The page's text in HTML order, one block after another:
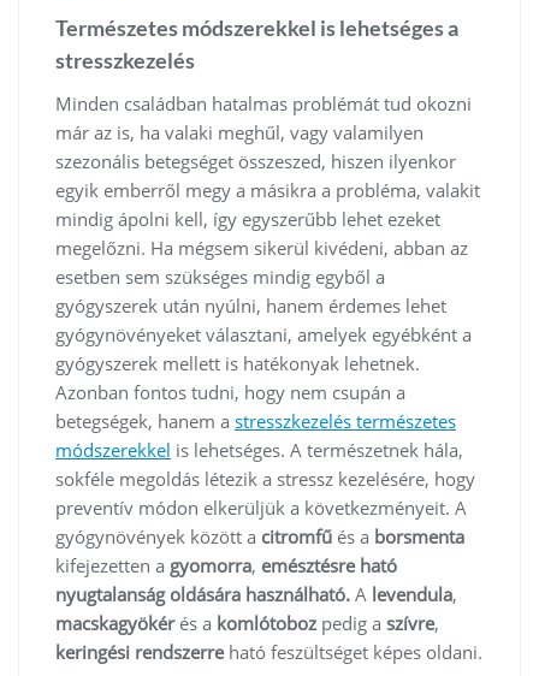
Természetes módszerekkel is lehetséges a
stresszkezelés
Minden családban hatalmas problémát tud okozni
már az is, ha valaki meghűl, vagy valamilyen
szezonális betegséget összeszed, hiszen ilyenkor
egyik emberről megy a másikra a probléma, valakit
mindig ápolni kell, így egyszerűbb lehet ezeket
megelőzni. Ha mégsem sikerül kivédeni, abban az
esetben sem szükséges mindig egyből a
gyógyszerek után nyúlni, hanem érdemes lehet
gyógynövényeket választani, amelyek egyébként a
gyógyszerek mellett is hatékonyak lehetnek.
Azonban fontos tudni, hogy nem csupán a
betegségek, hanem a stresszkezelés természetes
módszerekkel is lehetséges. A természetnek hála,
sokféle megoldás létezik a stressz kezelésére, hogy
preventív módon elkerüljük a következményeit. A
gyógynövények között a citromfű és a borsmenta
kifejezetten a gyomorra, emésztésre ható
nyugtalanság oldására használható. A levendula,
macskagyökér és a komlótoboz pedig a szívre,
keringési rendszerre ható feszültséget képes oldani.